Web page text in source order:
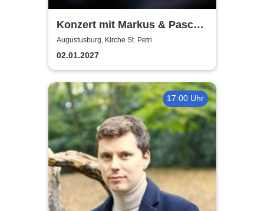
Konzert mit Markus & Pascal
Kaufmann - Aus der Neuen
Welt
Augustusburg, Kirche St. Petri
02.01.2027
17:00 Uhr